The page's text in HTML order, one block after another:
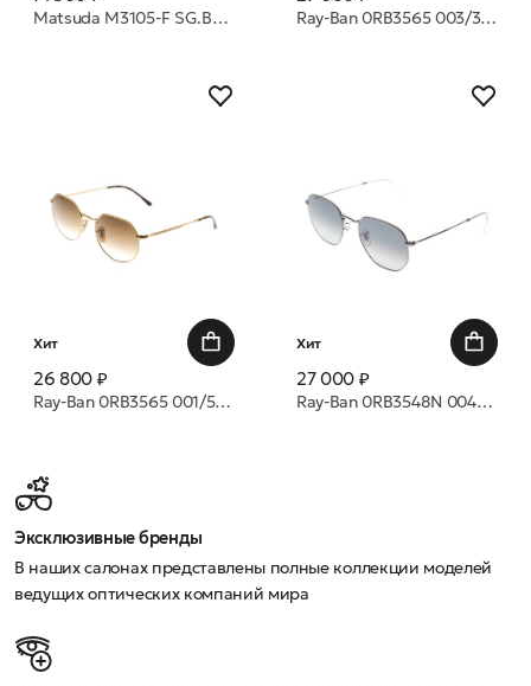
Matsuda M3105-F SG.BG1 49 22 очки с/з Ray-Ban 0RB3565 003/3F CLEAR GRADIENT BLUE 53 20 очки с/з
Хит
26 800 ₽
Ray-Ban 0RB3565 001/51 CLEAR GRADIENT BROWN 53 20 очки с/з
Хит
27 000 ₽
Ray-Ban 0RB3548N 004/71 GREY GRADIENT DARK GREY 54 21 очки с/з
Эксклюзивные бренды
В наших салонах представлены полные коллекции моделей
ведущих оптических компаний мира